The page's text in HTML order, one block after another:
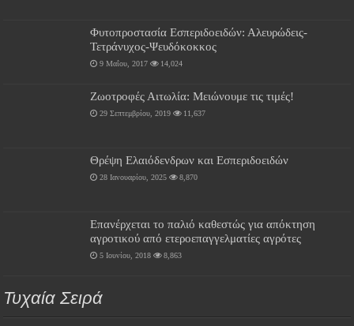
Φυτοπροστασία Εσπεριδοειδών: Αλευρώδεις-
Τετράνυχος-Ψευδόκοκκος
9 Μαΐου, 2017 14,024
Ζωοτροφές Αιτωλία: Μειώνουμε τις τιμές!
29 Σεπτεμβρίου, 2019 11,637
Θρέψη Ελαιόδενδρων και Εσπεριδοειδών
28 Ιανουαρίου, 2025 8,870
Επανέρχεται το παλιό καθεστώς για απόκτηση
αγροτικού από ετεροεπαγγελματίες αγρότες
5 Ιουνίου, 2018 8,863
Τυχαία Σειρά